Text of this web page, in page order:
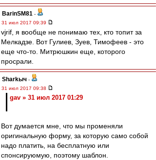
BarinSM81 -
31 июл 2017 09:39
vjrif, я вообще не понимаю тех, кто топит за
Мелкадзе. Вот Гулиев, Зуев, Тимофеев - это
еще что-то. Митрюшкин еще, которого
просрали.
Sharkыч -
31 июл 2017 09:38
gav » 31 июл 2017 01:29
Вот думается мне, что мы променяли
оригинальную форму, за которую само собой
надо платить, на бесплатную или
спонсируюмую, поэтому шаблон.